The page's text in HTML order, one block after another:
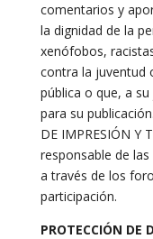
comentarios y
la dignidad de la
xenófobos,
contra la juventud
pública o que, a
para su
DE IMPRESIÓN Y
responsable de
a través de los
participación.
PROTECCIÓN DE